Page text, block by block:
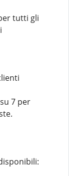
tutti gli
7 per